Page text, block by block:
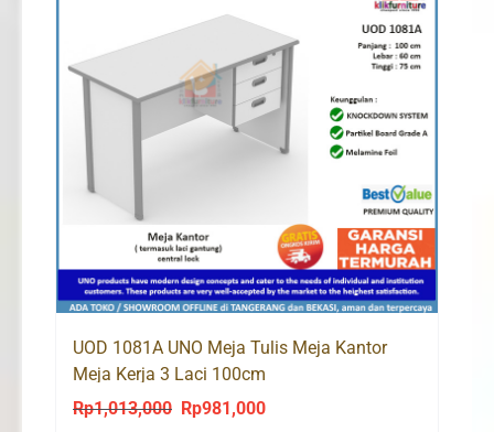
UOD 1081A UNO Meja Tulis Meja Kantor
Meja Kerja 3 Laci 100cm
Rp1,013,000
Original
Rp981,000Current